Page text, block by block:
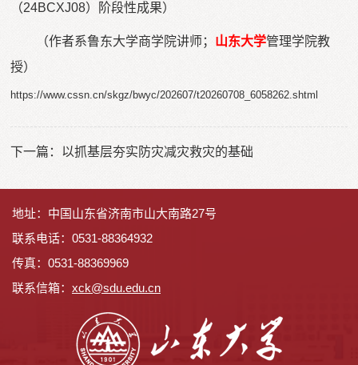
（24BCXJ08）阶段性成果）
（作者系鲁东大学商学院讲师； 山东大学管理学院教
授）
https://www.cssn.cn/skgz/bwyc/202607/t20260708_6058262.shtml
下一篇： 以抓基层夯实防灾减灾救灾的基础
地址：中国山东省济南市山大南路27号
联系电话：0531-88364932
传真：0531-88369969
联系信箱： xck@sdu.edu.cn